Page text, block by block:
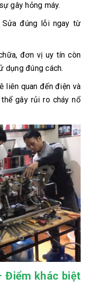
gây hỏng máy.
Sửa đúng lỗi ngay từ
đơn vị uy tín còn
dụng đúng cách.
liên quan đến điện và
gây rủi ro cháy nổ
Điểm khác biệt